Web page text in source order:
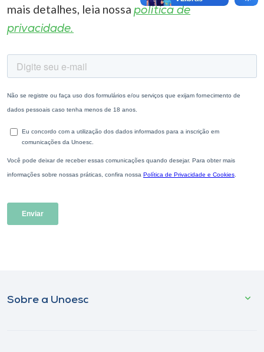
mais detalhes, leia nossa política de
privacidade.
Sobre a Unoesc